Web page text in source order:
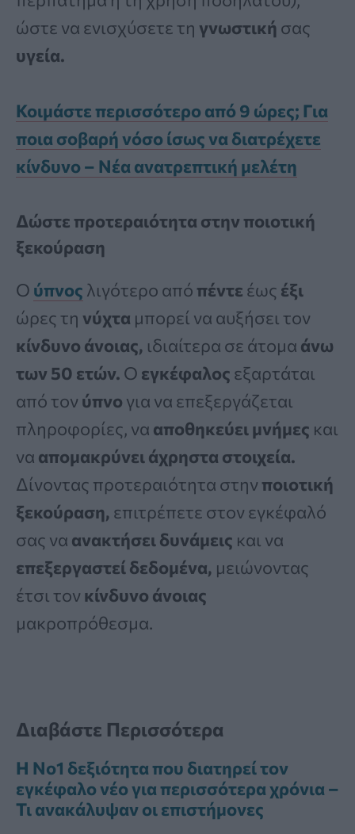
ώστε να ενισχύσετε τη γνωστική σας
υγεία.
Κοιμάστε περισσότερο από 9 ώρες; Για
ποια σοβαρή νόσο ίσως να διατρέχετε
κίνδυνο – Νέα ανατρεπτική μελέτη
Δώστε προτεραιότητα στην ποιοτική
ξεκούραση
Ο ύπνος λιγότερο από πέντε έως έξι
ώρες τη νύχτα μπορεί να αυξήσει τον
κίνδυνο άνοιας, ιδιαίτερα σε άτομα άνω
των 50 ετών. Ο εγκέφαλος εξαρτάται
από τον ύπνο για να επεξεργάζεται
πληροφορίες, να αποθηκεύει μνήμες και
να απομακρύνει άχρηστα στοιχεία.
Δίνοντας προτεραιότητα στην ποιοτική
ξεκούραση, επιτρέπετε στον εγκέφαλό
σας να ανακτήσει δυνάμεις και να
επεξεργαστεί δεδομένα, μειώνοντας
έτσι τον κίνδυνο άνοιας
μακροπρόθεσμα.
Διαβάστε Περισσότερα
Η Νο1 δεξιότητα που διατηρεί τον
εγκέφαλο νέο για περισσότερα χρόνια –
Τι ανακάλυψαν οι επιστήμονες